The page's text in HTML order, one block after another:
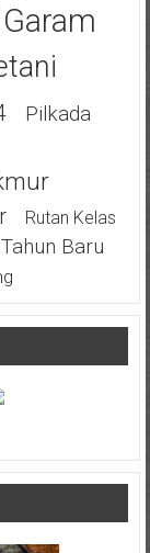
Pilkada
Rutan Kelas
Baru